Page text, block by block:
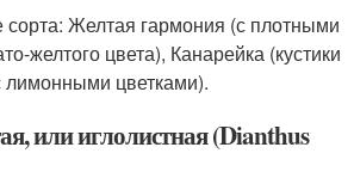
Желтая гармония (с плотными
желтого цвета), Канарейка (кустики
лимонными цветками).
или иглолистная (Dianthus